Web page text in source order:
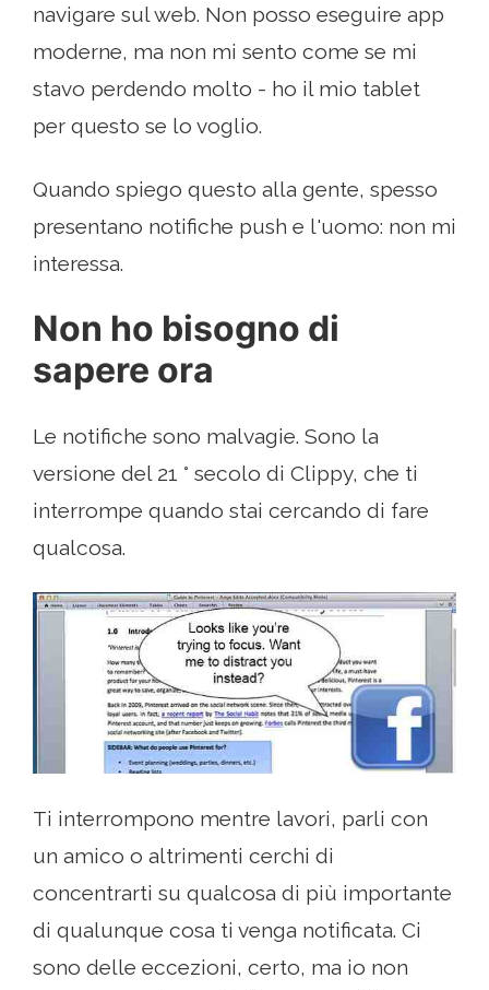
navigare sul web. Non posso eseguire app
moderne, ma non mi sento come se mi
stavo perdendo molto - ho il mio tablet
per questo se lo voglio.
Quando spiego questo alla gente, spesso
presentano notifiche push e l'uomo: non mi
interessa.
Non ho bisogno di
sapere ora
Le notifiche sono malvagie. Sono la
versione del 21 ° secolo di Clippy, che ti
interrompe quando stai cercando di fare
qualcosa.
Ti interrompono mentre lavori, parli con
un amico o altrimenti cerchi di
concentrarti su qualcosa di più importante
di qualunque cosa ti venga notificata. Ci
sono delle eccezioni, certo, ma io non